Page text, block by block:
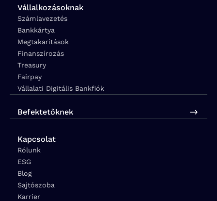
Vállalkozásoknak
Számlavezetés
Bankkártya
Megtakarítások
Finanszírozás
Treasury
Fairpay
Vállalati Digitális Bankfiók
Befektetőknek
Kapcsolat
Rólunk
ESG
Blog
Sajtószoba
Karrier